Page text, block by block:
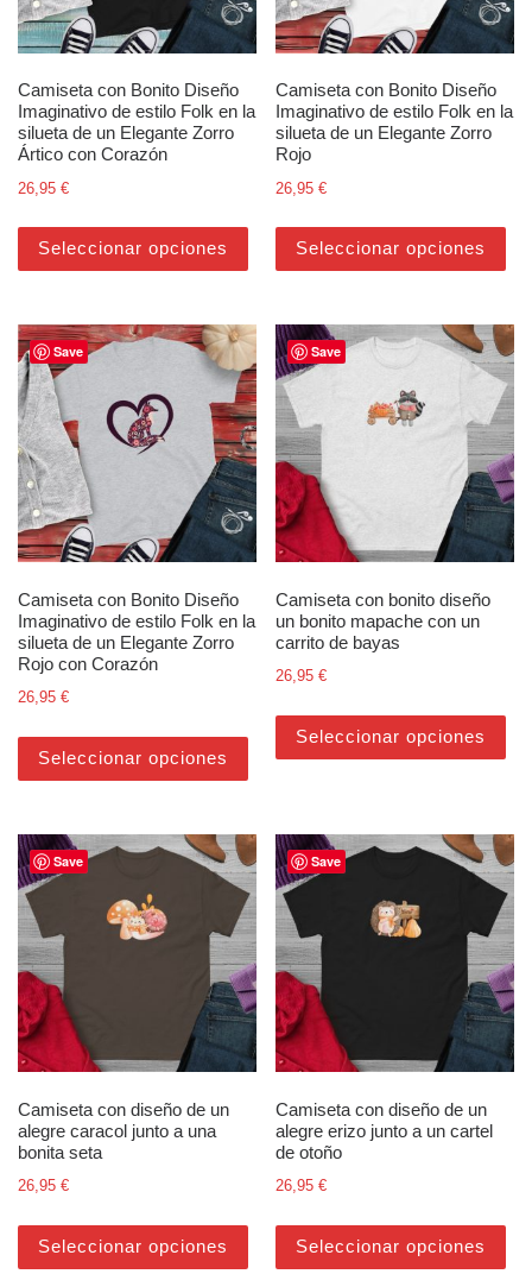
Camiseta con Bonito Diseño
Imaginativo de estilo Folk en la
silueta de un Elegante Zorro
Ártico con Corazón
26,95 €
Seleccionar opciones
Camiseta con Bonito Diseño
Imaginativo de estilo Folk en la
silueta de un Elegante Zorro
Rojo
26,95€
Seleccionar opciones
Save
Camiseta con Bonito Diseño
Imaginativo de estilo Folk en la
silueta de un Elegante Zorro
Rojo con Corazón
26,95 €
Seleccionar opciones
Este producto tiene múltiples
Save
Camiseta con bonito diseño
un bonito mapache con un
carrito de bayas
26,95€
Seleccionar opciones
Save
Camiseta con diseño de un
alegre caracol junto a una
bonita seta
26,95 €
Seleccionar opciones
Save
Camiseta con diseño de un
alegre erizo junto a un cartel
de otoño
26,95€
Seleccionar opciones